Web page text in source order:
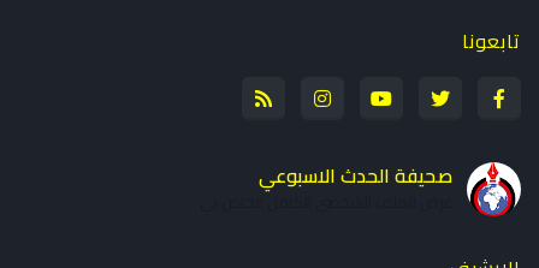
تابعونا
صحيفة الحدث الاسبوعي
عرض الملف الشخصي الكامل الخاص بي